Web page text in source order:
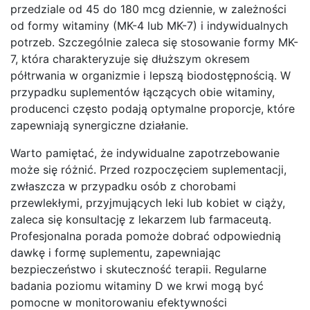
przedziale od 45 do 180 mcg dziennie, w zależności
od formy witaminy (MK-4 lub MK-7) i indywidualnych
potrzeb. Szczególnie zaleca się stosowanie formy MK-
7, która charakteryzuje się dłuższym okresem
półtrwania w organizmie i lepszą biodostępnością. W
przypadku suplementów łączących obie witaminy,
producenci często podają optymalne proporcje, które
zapewniają synergiczne działanie.
Warto pamiętać, że indywidualne zapotrzebowanie
może się różnić. Przed rozpoczęciem suplementacji,
zwłaszcza w przypadku osób z chorobami
przewlekłymi, przyjmujących leki lub kobiet w ciąży,
zaleca się konsultację z lekarzem lub farmaceutą.
Profesjonalna porada pomoże dobrać odpowiednią
dawkę i formę suplementu, zapewniając
bezpieczeństwo i skuteczność terapii. Regularne
badania poziomu witaminy D we krwi mogą być
pomocne w monitorowaniu efektywności